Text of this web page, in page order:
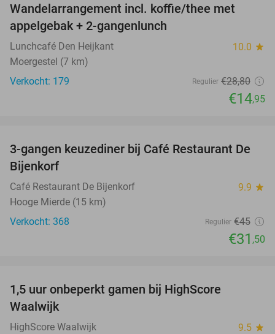
Wandelarrangement incl. koffie/thee met
appelgebak + 2-gangenlunch
Lunchcafé Den Heijkant 10.0 star
Moergestel (7 km)
Verkocht: 179
Regulier €28,80
€14,95
30%
3-gangen keuzediner bij Café Restaurant De
Bijenkorf
Café Restaurant De Bijenkorf 9.9 star
Hooge Mierde (15 km)
Verkocht: 368
Regulier €45
€31 ,50
1,5 uur onbeperkt gamen bij HighScore
Waalwijk
HighScore Waalwijk 9.5 star